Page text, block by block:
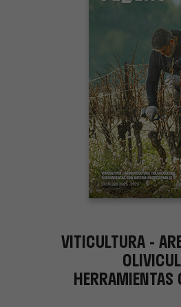
VITICULTURA -
HERRAMIENTAS